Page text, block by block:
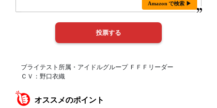
Amazon で検索 ▶
ブライテスト所属・アイドルグループ ＦＦＦリーダー
ＣＶ：野口衣織
オススメのポイント